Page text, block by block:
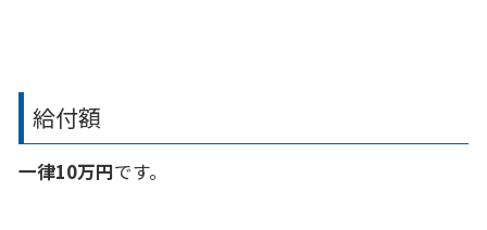
給付額
一律10万円です。